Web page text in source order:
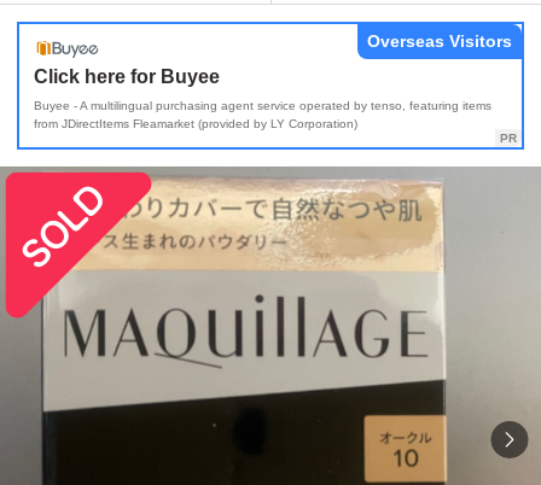
Click here for Buyee
Buyee - A multilingual purchasing agent service operated by tenso, featuring items
from JDirectItems Fleamarket (provided by LY Corporation)
Overseas Visitors